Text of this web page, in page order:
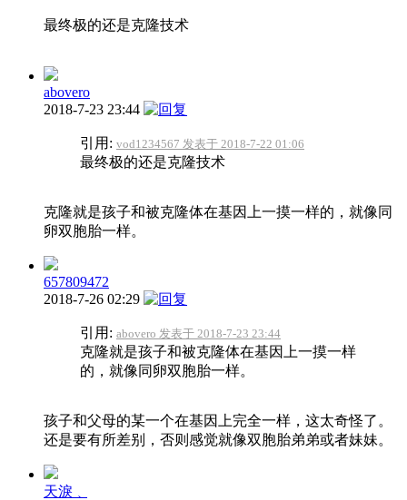
最终极的还是克隆技术
abovero
2018-7-23 23:44
引用: vod1234567 发表于 2018-7-22 01:06
最终极的还是克隆技术
克隆就是孩子和被克隆体在基因上一摸一样的，就像同
卵双胞胎一样。
657809472
2018-7-26 02:29
引用: abovero 发表于 2018-7-23 23:44
克隆就是孩子和被克隆体在基因上一摸一样
的，就像同卵双胞胎一样。
孩子和父母的某一个在基因上完全一样，这太奇怪了。
还是要有所差别，否则感觉就像双胞胎弟弟或者妹妹。
天淚﹑